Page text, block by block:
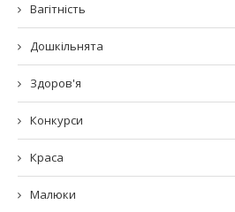
Вагітність
Дошкільнята
Здоров'я
Конкурси
Краса
Малюки